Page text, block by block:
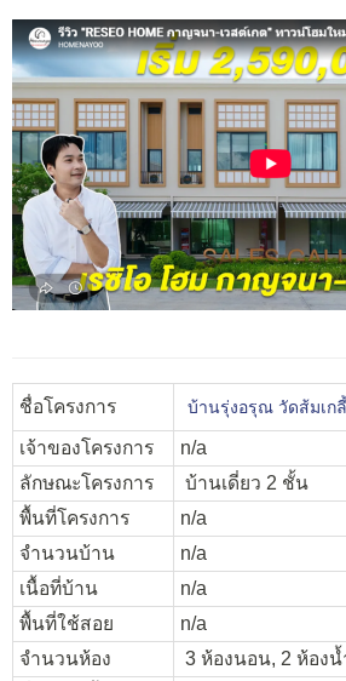
ชื่อโครงการ บ้านรุ่งอรุณ วัดส้มเก
เจ้าของโครงการ
n/a
ลักษณะโครงการ
บ้านเดี่ยว 2 ชั้น
พื้นที่โครงการ
n/a
จำนวนบ้าน
n/a
เนื้อที่บ้าน
n/a
พื้นที่ใช้สอย
n/a
จำนวนห้อง
3 ห้องนอน, 2 ห้องน้